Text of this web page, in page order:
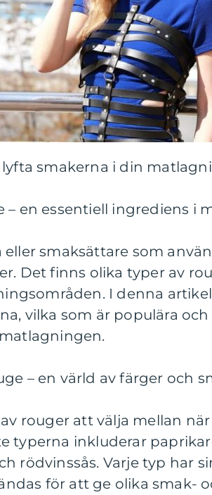
smakerna i din
– en essentiell ingrediens i
eller smaksättare som
Det finns olika typer av
I denna
vilka som är populära
– en värld av färger och
rouger att välja mellan
typerna inkluderar
rödvinssås. Varje typ har
för att ge olika smak-